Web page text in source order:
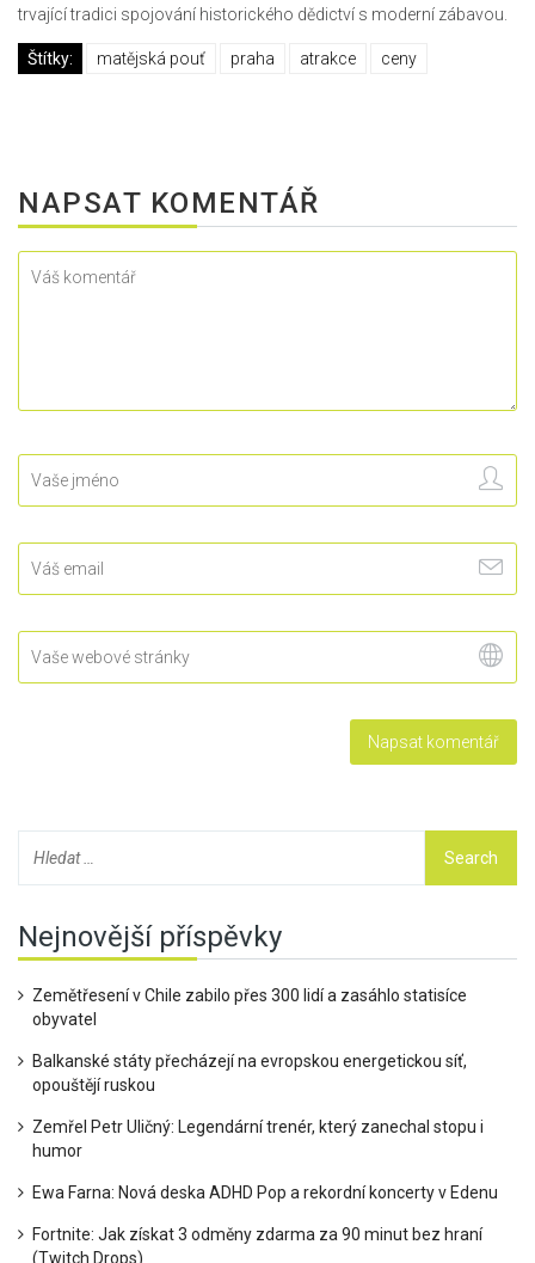
trvající tradici spojování historického dědictví s moderní zábavou.
Štítky: matějská pouť praha atrakce ceny
NAPSAT KOMENTÁŘ
Nejnovější příspěvky
Zemětřesení v Chile zabilo přes 300 lidí a zasáhlo statisíce
obyvatel
Balkanské státy přecházejí na evropskou energetickou síť,
opouštějí ruskou
Zemřel Petr Uličný: Legendární trenér, který zanechal stopu i
humor
Ewa Farna: Nová deska ADHD Pop a rekordní koncerty v Edenu
Fortnite: Jak získat 3 odměny zdarma za 90 minut bez hraní
(Twitch Drops)